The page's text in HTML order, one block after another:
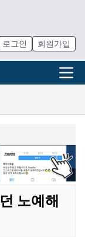
로그인 회원가입
노예해